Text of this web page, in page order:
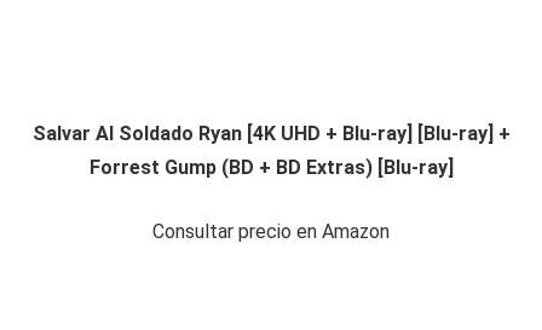
Salvar Al Soldado Ryan [4K UHD + Blu-ray] [Blu-ray] +
Forrest Gump (BD + BD Extras) [Blu-ray]
Consultar precio en Amazon